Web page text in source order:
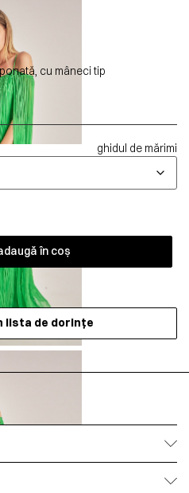
cu mâneci tip
ghidul de mărimi
în coș
lista de dorințe